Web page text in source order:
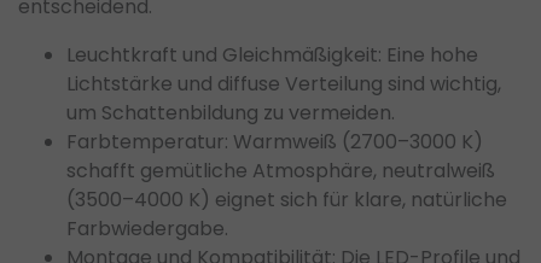
entscheidend.
Leuchtkraft und Gleichmäßigkeit: Eine hohe
Lichtstärke und diffuse Verteilung sind wichtig,
um Schattenbildung zu vermeiden.
Farbtemperatur: Warmweiß (2700–3000 K)
schafft gemütliche Atmosphäre, neutralweiß
(3500–4000 K) eignet sich für klare, natürliche
Farbwiedergabe.